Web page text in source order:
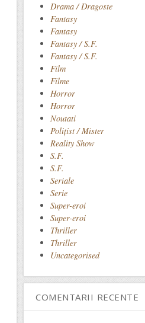
Drama / Dragoste
Fantasy
Fantasy
Fantasy / S.F.
Fantasy / S.F.
Film
Filme
Horror
Horror
Noutati
Polițist / Mister
Reality Show
S.F.
S.F.
Seriale
Serie
Super-eroi
Super-eroi
Thriller
Thriller
Uncategorised
COMENTARII RECENTE